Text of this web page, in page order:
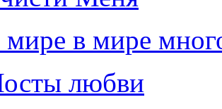
в мире
любви